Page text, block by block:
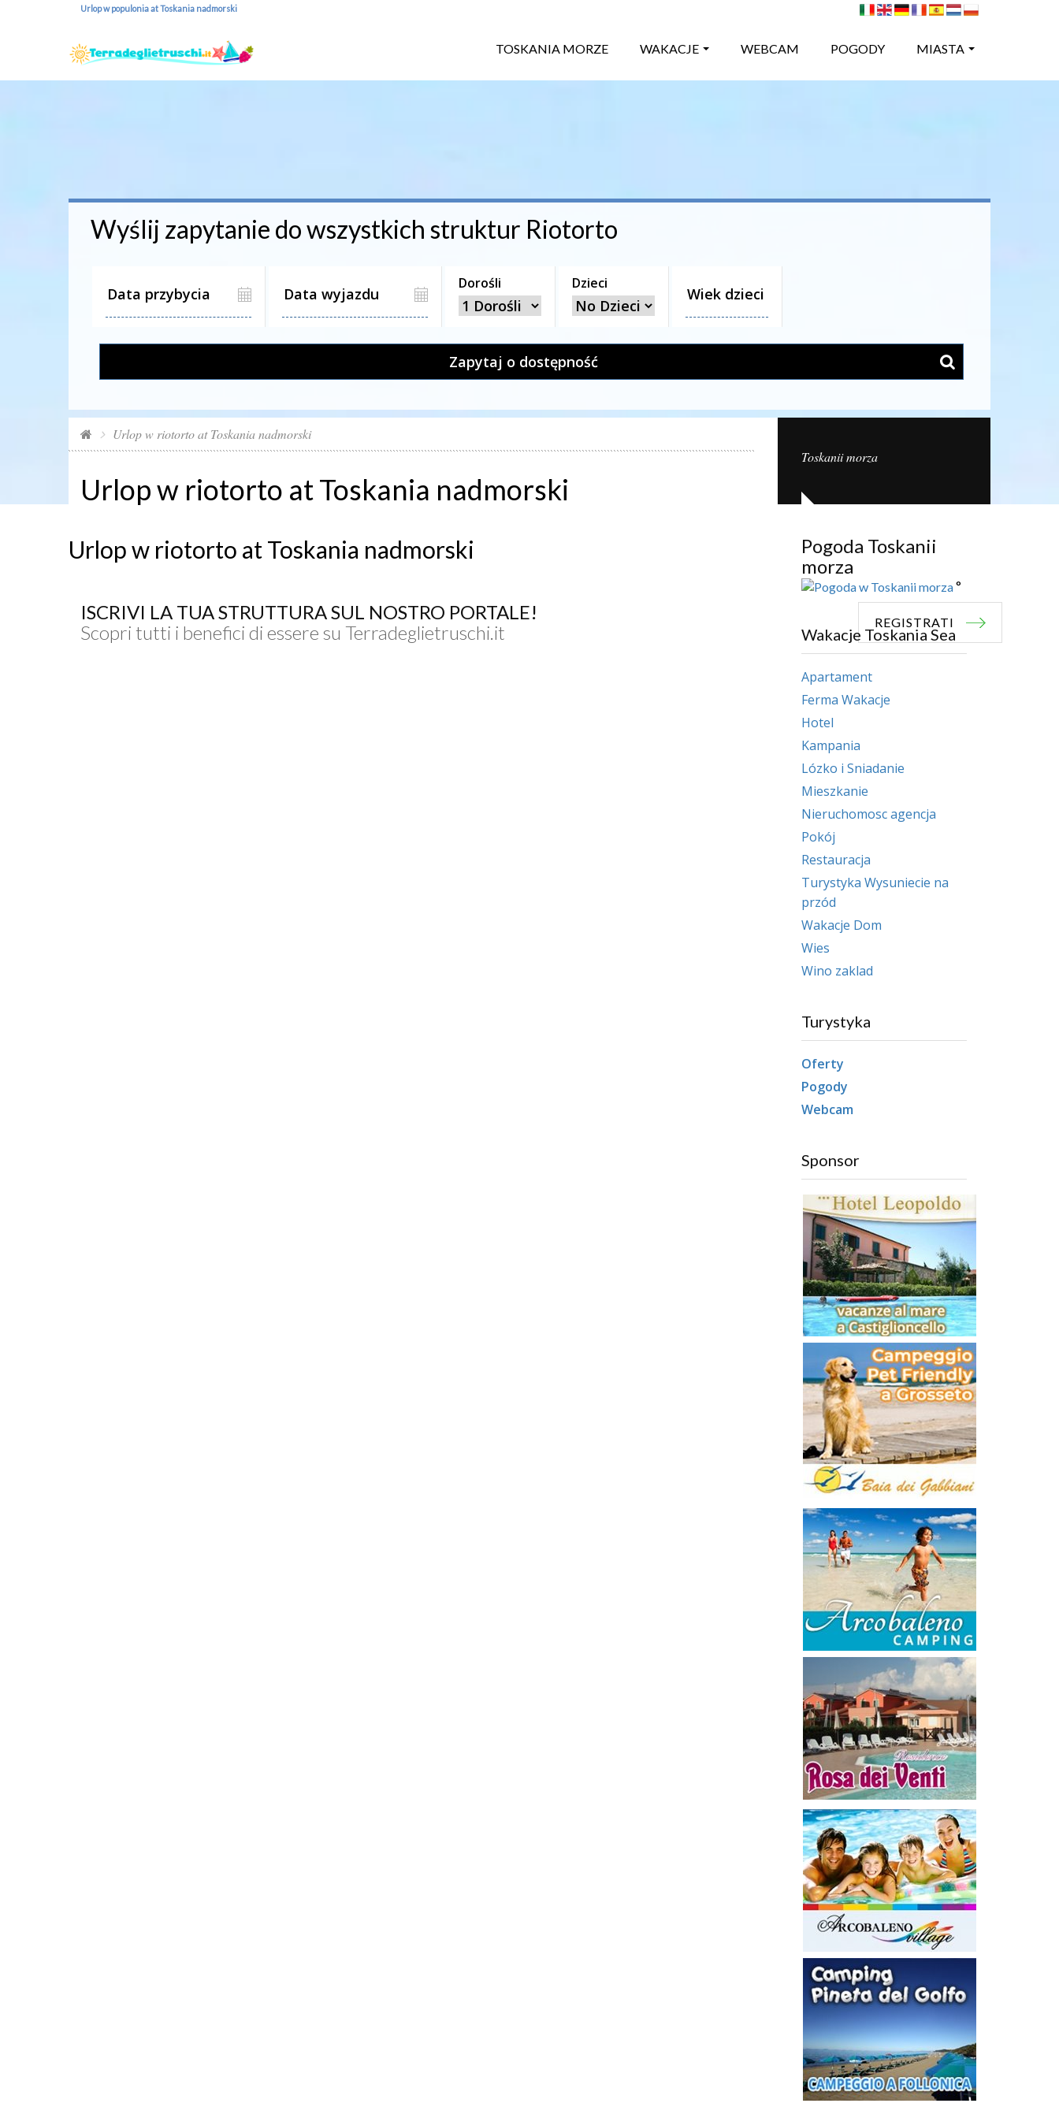
Urlop w populonia at Toskania nadmorski
TOSKANIA MORZE WAKACJE WEBCAM POGODY MIASTA
Wyślij zapytanie do wszystkich struktur Riotorto
Dorośli Dzieci
Zapytaj o dostępność
Urlop w riotorto at Toskania nadmorski
Urlop w riotorto at Toskania nadmorski
Urlop w riotorto at Toskania nadmorski
ISCRIVI LA TUA STRUTTURA SUL NOSTRO PORTALE!
Scopri tutti i benefici di essere su Terradeglietruschi.it
REGISTRATI
Toskanii morza
Pogoda Toskanii
morza
°
Wakacje Toskania Sea
Apartament
Ferma Wakacje
Hotel
Kampania
Lózko i Sniadanie
Mieszkanie
Nieruchomosc agencja
Pokój
Restauracja
Turystyka Wysuniecie na
przód
Wakacje Dom
Wies
Wino zaklad
Turystyka
Oferty
Pogody
Webcam
Sponsor